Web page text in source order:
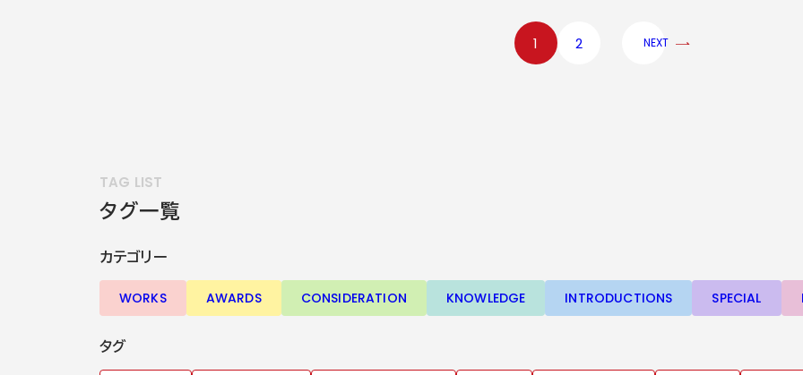
1 2 NEXT
TAG LIST
タグ一覧
カテゴリー
WORKS AWARDS CONSIDERATION KNOWLEDGE INTRODUCTIONS SPECIAL
タグ